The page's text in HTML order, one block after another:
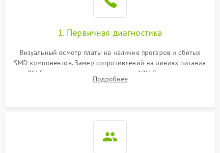
1. Первичная диагностика
Визуальный осмотр платы на наличие прогаров и сбитых
SMD-компонентов. Замер сопротивлений на линиях питания
PCI-E и дополнительных разъемах 12V. Проверка на
короткое замыкание основных дросселей питания GPU и
Подробнее